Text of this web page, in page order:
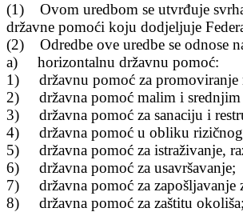
(1) Ovom uredbom se utvrđuje
državne pomoći koju dodjeljuje
(2) Odredbe ove uredbe se odnose
a) horizontalnu državnu pomoć:
1) državnu pomoć za
2) državna pomoć malim i
3) državna pomoć za sanaciju i
4) državna pomoć u obliku
5) državna pomoć za istraživanje,
6) državna pomoć za usavršavanje;
7) državna pomoć za
8) državna pomoć za zaštitu okoliša;